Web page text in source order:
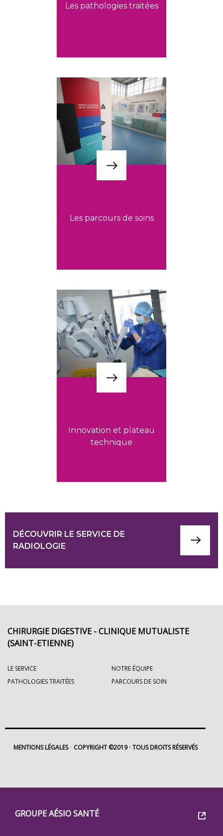
Les pathologies traitées
Les parcours de soins
Innovation et plateau
technique
DÉCOUVRIR LE SERVICE DE
RADIOLOGIE
Groupe
GROUPE AÉSIO SANTÉ
CHIRURGIE DIGESTIVE - CLINIQUE MUTUALISTE
(SAINT-ETIENNE)
LE SERVICE
NOTRE ÉQUIPE
PATHOLOGIES TRAITÉES
PARCOURS DE SOIN
MENTIONS LÉGALES COPYRIGHT ©2019 TOUS DROITS RÉSERVÉS